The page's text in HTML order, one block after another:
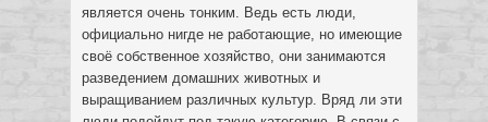
является очень тонким. Ведь есть люди,
официально нигде не работающие, но имеющие
своё собственное хозяйство, они занимаются
разведением домашних животных и
выращиванием различных культур. Вряд ли эти